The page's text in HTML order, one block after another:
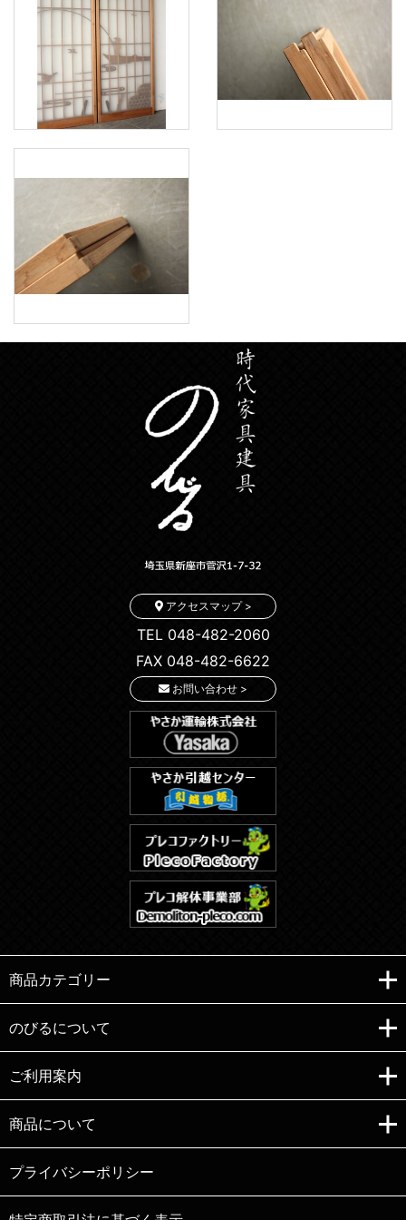
アクセスマップ >
TEL 048-482-2060
FAX 048-482-6622
お問い合わせ >
商品カテゴリー
のびるについて
ご利用案内
商品について
プライバシーポリシー
Copyright (C)e-nobiru All right reserved.